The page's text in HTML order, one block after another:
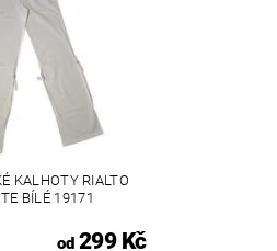
KALHOTY RIALTO
BÍLÉ 19171
od299 Kč